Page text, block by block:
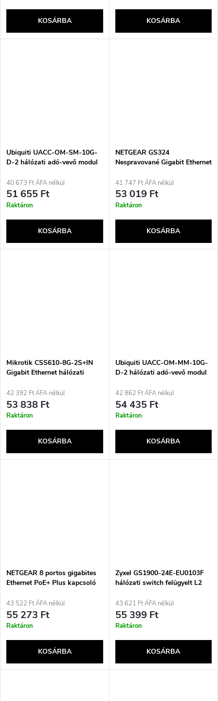
KOSÁRBA KOSÁRBA
Ubiquiti UACC-OM-SM-10G-
D-2 hálózati adó-vevő modul
SFP+ 1310 nm
40 673 Ft ÁFA nélkül
51 655 Ft
Raktáron
KOSÁRBA
NETGEAR GS324
Nespravované Gigabit Ethernet
41 747 Ft ÁFA nélkül
53 019 Ft
Raktáron
KOSÁRBA
Mikrotik CSS610-8G-2S+IN
Gigabit Ethernet hálózati
over Ethernet (PoE)
támogatással, fehér
42 392 Ft ÁFA nélkül
53 838 Ft
Raktáron
KOSÁRBA
Ubiquiti UACC-OM-MM-10G-
D-2 hálózati adó-vevő modul
nm
42 862 Ft ÁFA nélkül
54 435 Ft
Raktáron
KOSÁRBA
NETGEAR 8 portos gigabites
Ethernet PoE+ Plus kapcsoló
gigabites Ethernet
(10/100/1000) támogatással,
Power over Ethernet (PoE)
43 522 Ft ÁFA nélkül
55 273 Ft
Raktáron
KOSÁRBA
Zyxel GS1900-24E-EU0103F
hálózati switch felügyelt L2
1U Fekete
43 621 Ft ÁFA nélkül
55 399 Ft
Raktáron
KOSÁRBA